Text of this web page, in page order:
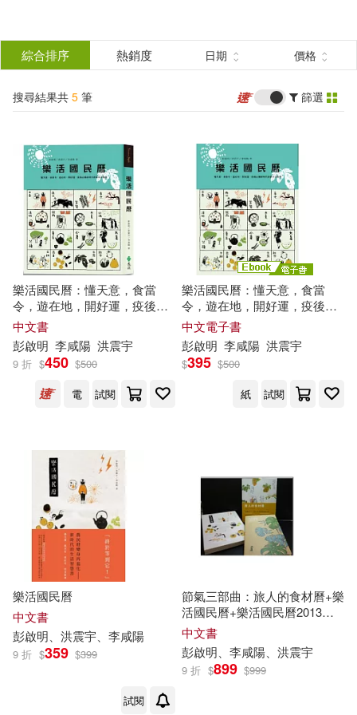
結
分類 (單選)
所有商品(5) 圖書(4)
電子書(1)
作者 (可複選)
彭啟明(2)
彭啟明、李咸陽、洪震宇(2)
李咸陽(2) 洪震宇(2)
彭啟明、洪震宇、李咸陽(1)
出版社 (可複選)
遠流(5)
配送方式 (可複選)
可海外宅配(4)
綜合排序 熱銷度 日期 價格
搜尋結果共 5 筆 篩選
樂活國民曆：懂天意，食當
令，遊在地，開好運，疫後必
備新時代節氣生活指南(增修新
版)
中文書
彭啟明 李咸陽 洪震宇
9 折 $450 $500
電
試閱
樂活國民曆：懂天意，食當
令，遊在地，開好運，疫後必
備新時代節氣生活指南(增修新
版) (電子書)
中文電子書
彭啟明 李咸陽 洪震宇
$395 $500
紙
試閱
樂活國民曆
中文書
彭啟明 、洪震宇 李咸陽
9 折 $359 $399
試閱
節氣三部曲：旅人的食材曆+樂
活國民曆+樂活國民曆2013日
誌手札
中文書
彭啟明 李咸陽 、洪震宇
9 折 $899 $999